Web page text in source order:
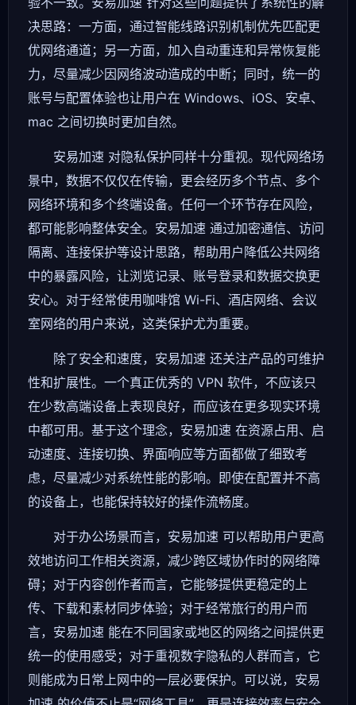
决思路：一方面，通过智能线路识别机制优先匹配更
优网络通道；另一方面，加入自动重连和异常恢复能
力，尽量减少因网络波动造成的中断；同时，统一的
账号与配置体验也让用户在 Windows、iOS、安卓、
mac 之间切换时更加自然。
安易加速 对隐私保护同样十分重视。现代网络场
景中，数据不仅仅在传输，更会经历多个节点、多个
网络环境和多个终端设备。任何一个环节存在风险，
都可能影响整体安全。安易加速 通过加密通信、访问
隔离、连接保护等设计思路，帮助用户降低公共网络
中的暴露风险，让浏览记录、账号登录和数据交换更
安心。对于经常使用咖啡馆 Wi-Fi、酒店网络、会议
室网络的用户来说，这类保护尤为重要。
除了安全和速度，安易加速 还关注产品的可维护
性和扩展性。一个真正优秀的 VPN 软件，不应该只
在少数高端设备上表现良好，而应该在更多现实环境
中都可用。基于这个理念，安易加速 在资源占用、启
动速度、连接切换、界面响应等方面都做了细致考
虑，尽量减少对系统性能的影响。即使在配置并不高
的设备上，也能保持较好的操作流畅度。
对于办公场景而言，安易加速 可以帮助用户更高
效地访问工作相关资源，减少跨区域协作时的网络障
碍；对于内容创作者而言，它能够提供更稳定的上
传、下载和素材同步体验；对于经常旅行的用户而
言，安易加速 能在不同国家或地区的网络之间提供更
统一的使用感受；对于重视数字隐私的人群而言，它
则能成为日常上网中的一层必要保护。可以说，安易